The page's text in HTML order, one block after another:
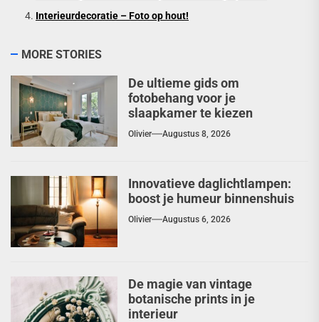
Interieurdecoratie – Foto op hout!
MORE STORIES
De ultieme gids om
fotobehang voor je
slaapkamer te kiezen
Olivier Augustus 8, 2026
Innovatieve daglichtlampen:
boost je humeur binnenshuis
Olivier Augustus 6, 2026
De magie van vintage
botanische prints in je
interieur